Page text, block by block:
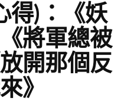
得)：《妖
將軍總被
開那個反
》